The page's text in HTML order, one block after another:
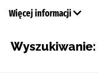
Więcej informacji
Wyszukiwanie: